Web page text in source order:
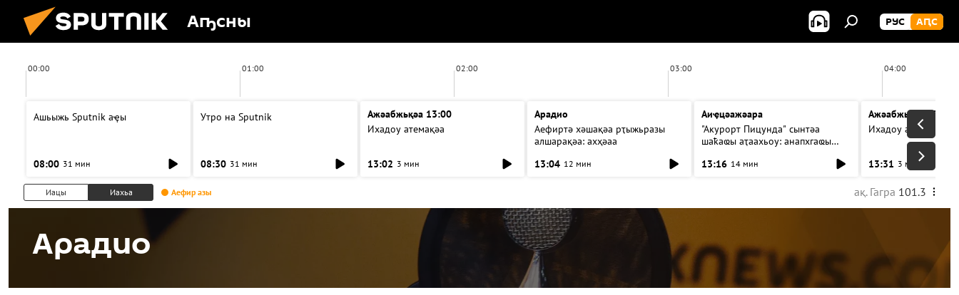
Аҧсны РУС АԤС
00:00 01:00 02:00 03:00 04:00
Ашьыжь Sputnik аҿы
08:00 31 мин
Утро на Sputnik
08:30 31 мин
Ажәабжьқәа 13:00
Ихадоу атемақәа
13:02 3 мин
Арадио
Аефиртә хәшақәа рҭыжьразы
алшарақәа: ахҳәаа
13:04 12 мин
Аиҿцәажәара
"Акурорт Пицунда" сынтәа
шаҟаҩы аҭаахьоу: анапхгаҩы
13:16 14 мин
Ажәабжьқәа 13:30
Ихадоу атемақәа
13:31 3 мин
Иацы Иахьа Аефир азы ақ. Гагра 101.3
Арадио